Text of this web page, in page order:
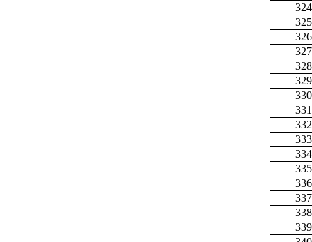
324
325
326
327
328
329
330
331
332
333
334
335
336
337
338
339